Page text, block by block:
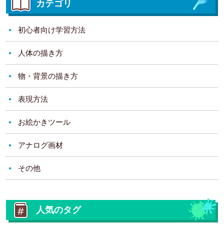
カテゴリ
初心者向け学習方法
人体の描き方
物・背景の描き方
表現方法
お絵かきツール
アナログ画材
その他
人気のタグ